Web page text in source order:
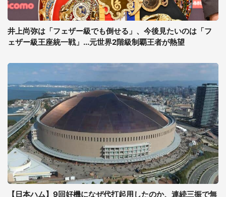
井上尚弥は「フェザー級でも倒せる」、今後見たいのは「フ
ェザー級王座統一戦」...元世界2階級制覇王者が熱望
【日本ハム】9回好機になぜ代打起用したのか、連続三振で無